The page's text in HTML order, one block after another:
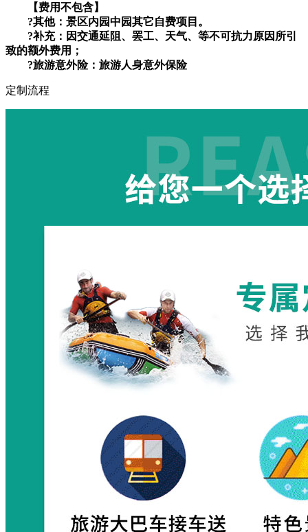
【费用不包含】
?其他：景区内园中园其它自费项目。
?补充：因交通延阻、罢工、天气、等不可抗力原因所引
致的额外费用；
?旅游意外险：旅游人身意外保险
定制流程